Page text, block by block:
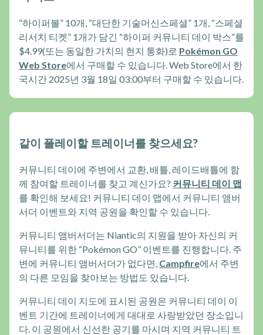
“하이퍼볼” 10개, “대단한 기술머신스페셜” 1개, “스페셜
리서치 티켓” 1개가 담긴 “하이퍼 커뮤니티 데이 박스”를
$4.99(또는 동일한 가치의 현지 통화)로 Pokémon GO
Web Store에서 구매할 수 있습니다. Web Store에서 한
국시간 2025년 3월 18일 03:00부터 구매할 수 있습니다.
같이 플레이할 트레이너를 찾으세요?
커뮤니티 데이에 주변에서 교환, 배틀, 레이드배틀에 함
께 참여할 트레이너를 찾고 계신가요? 커뮤니티 데이 맵
를 확인해 보세요! 커뮤니티 데이 맵에서 커뮤니티 앰버
서더 이벤트와 지역 공원을 확인할 수 있습니다.
커뮤니티 앰버서더는 Niantic의 지원을 받아 자신의 커
뮤니티를 위한 “Pokémon GO” 이벤트를 진행합니다. 주
변에 커뮤니티 앰버서더가 없다면, Campfire에서 주변
의 다른 모임을 찾아보는 방법도 있습니다.
커뮤니티 데이 지도에 표시된 공원은 커뮤니티 데이 이
벤트 기간에 트레이너에게 대대로 사랑받았던 장소입니
다. 이 공원에서 신선한 공기를 마시며 지역 커뮤니티 트